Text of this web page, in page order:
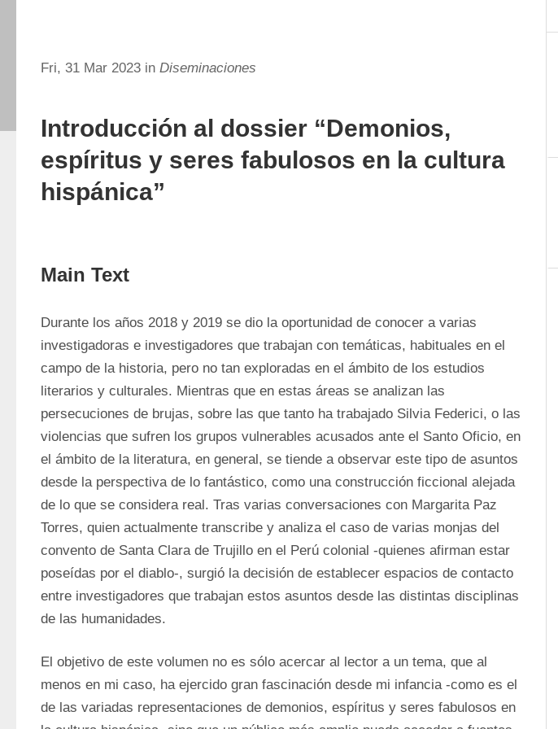
Fri, 31 Mar 2023 in Diseminaciones
Introducción al dossier “Demonios,
espíritus y seres fabulosos en la cultura
hispánica”
Main Text
Durante los años 2018 y 2019 se dio la oportunidad de conocer a varias
investigadoras e investigadores que trabajan con temáticas, habituales en el
campo de la historia, pero no tan exploradas en el ámbito de los estudios
literarios y culturales. Mientras que en estas áreas se analizan las
persecuciones de brujas, sobre las que tanto ha trabajado Silvia Federici, o las
violencias que sufren los grupos vulnerables acusados ante el Santo Oficio, en
el ámbito de la literatura, en general, se tiende a observar este tipo de asuntos
desde la perspectiva de lo fantástico, como una construcción ficcional alejada
de lo que se considera real. Tras varias conversaciones con Margarita Paz
Torres, quien actualmente transcribe y analiza el caso de varias monjas del
convento de Santa Clara de Trujillo en el Perú colonial -quienes afirman estar
poseídas por el diablo-, surgió la decisión de establecer espacios de contacto
entre investigadores que trabajan estos asuntos desde las distintas disciplinas
de las humanidades.
El objetivo de este volumen no es sólo acercar al lector a un tema, que al
menos en mi caso, ha ejercido gran fascinación desde mi infancia -como es el
de las variadas representaciones de demonios, espíritus y seres fabulosos en